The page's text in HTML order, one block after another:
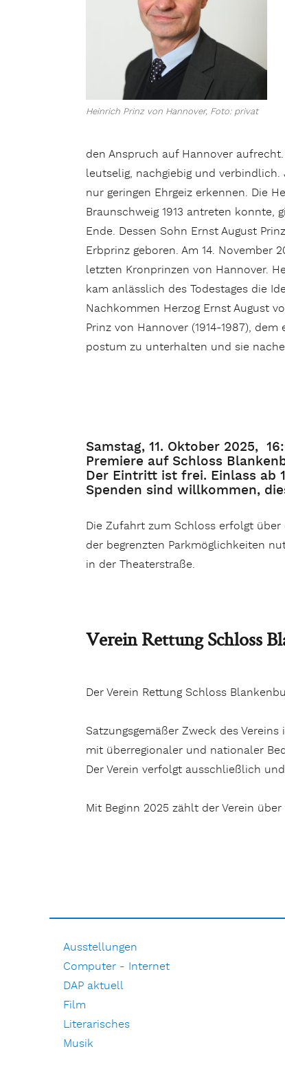
Heinrich Prinz von Hannover, Foto: privat
den Anspruch auf Hannover
leutselig, nachgiebig und
nur geringen Ehrgeiz erkennen. Die
Braunschweig 1913 antreten konnte,
Ende. Dessen Sohn Ernst August
Erbprinz geboren. Am 14. November
letzten Kronprinzen von Hannover.
kam anlässlich des Todestages die
Nachkommen Herzog Ernst August
Prinz von Hannover (1914-1987),
postum zu unterhalten und sie
Samstag, 11. Oktober 2025,
Premiere auf Schloss
Der Eintritt ist frei. Einlass ab
Spenden sind willkommen,
Die Zufahrt zum Schloss erfolgt
der begrenzten Parkmöglichkeiten
in der Theaterstraße.
Verein Rettung Schloss
Der Verein Rettung Schloss
Satzungsgemäßer Zweck des
mit überregionaler und nationaler
Der Verein verfolgt ausschließlich
Mit Beginn 2025 zählt der Verein über
Ausstellungen
Computer - Internet
DAP aktuell
Film
Literarisches
Musik